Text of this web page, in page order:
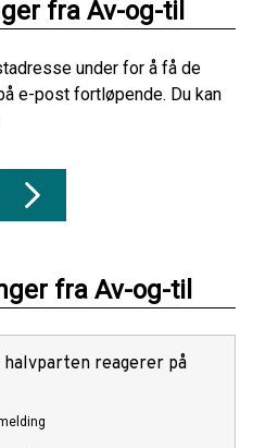
fra Av-og-til
under for å få de
e-post fortløpende. Du kan
fra Av-og-til
reagerer på